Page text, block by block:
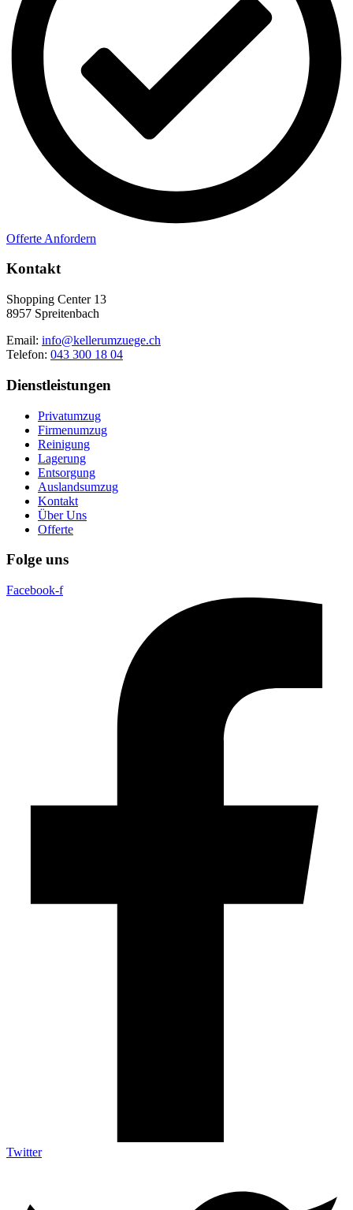
Offerte Anfordern
Kontakt
Shopping Center 13
8957 Spreitenbach
Email: info@kellerumzuege.ch
Telefon: 043 300 18 04
Dienstleistungen
Privatumzug
Firmenumzug
Reinigung
Lagerung
Entsorgung
Auslandsumzug
Kontakt
Über Uns
Offerte
Folge uns
Facebook-f
Twitter